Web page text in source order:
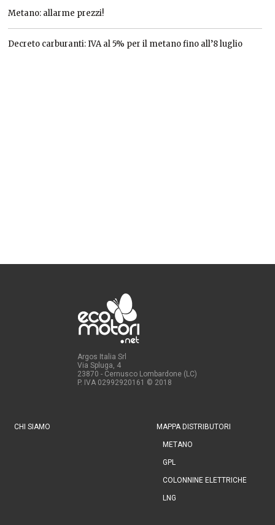
Metano: allarme prezzi!
Decreto carburanti: IVA al 5% per il metano fino all’8 luglio
Argos Italia Srl
Via Spluga, 4
23870 - Cernusco Lombardone (LC)
P. IVA 02992920161 © 2018
CHI SIAMO MAPPA DISTRIBUTORI
METANO
GPL
COLONNINE ELETTRICHE
LNG